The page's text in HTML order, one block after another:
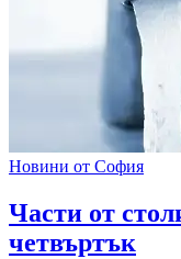
Новини от София
Части от
четвъртък